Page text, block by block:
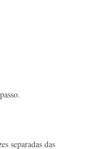
separadas das